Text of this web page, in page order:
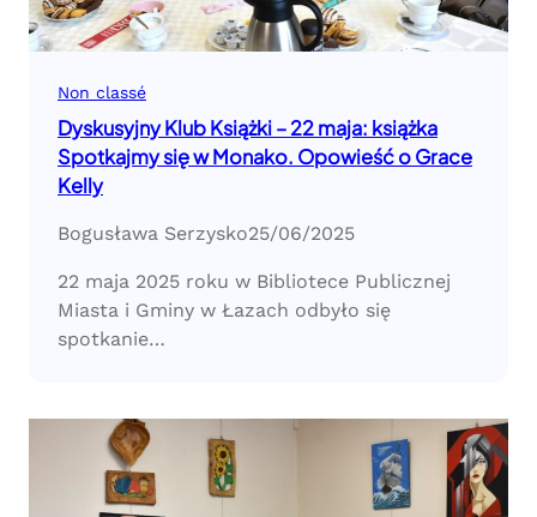
Non classé
Dyskusyjny Klub Książki – 22 maja: książka
Spotkajmy się w Monako. Opowieść o Grace
Kelly
Bogusława Serzysko25/06/2025
22 maja 2025 roku w Bibliotece Publicznej
Miasta i Gminy w Łazach odbyło się
spotkanie…